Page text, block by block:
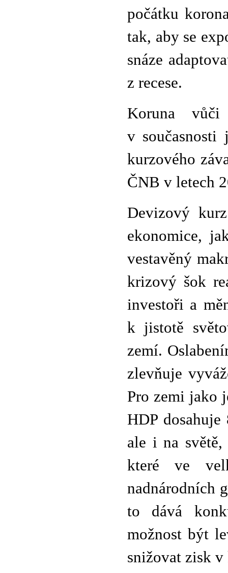
počátku
tak, aby se
snáze
z recese.
Koruna
v současnosti
kurzového
ČNB v letech
Devizový
ekonomice,
vestavěný
krizový šok
investoři a
k jistotě
zemí.
zlevňuje
Pro zemi jako
HDP
ale i na světě,
které ve
nadnárodních
to dává
možnost být
snižovat zisk v